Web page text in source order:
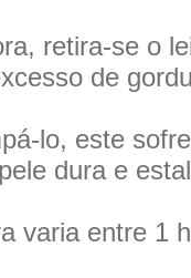
retira-se o
de
lo, este
dura e
varia entre 1